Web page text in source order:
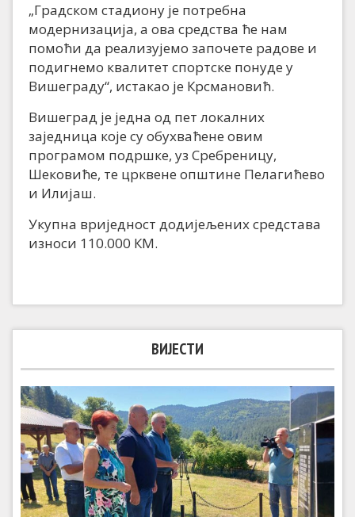
„Градском стадиону је потребна
модернизација, а ова средства ће нам
помоћи да реализујемо започете радове и
подигнемо квалитет спортске понуде у
Вишеграду“, истакао је Крсмановић.
Вишеград је једна од пет локалних
заједница које су обухваћене овим
програмом подршке, уз Сребреницу,
Шековиће, те црквене општине Пелагићево
и Илијаш.
Укупна вриједност додијељених средстава
износи 110.000 КМ.
ВИЈЕСТИ